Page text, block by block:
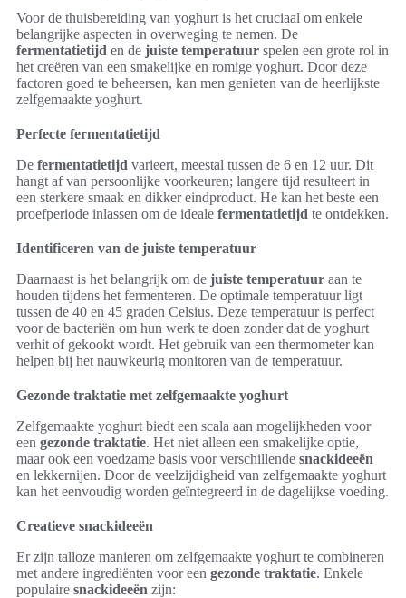
Voor de thuisbereiding van yoghurt is het cruciaal om enkele
belangrijke aspecten in overweging te nemen. De
fermentatietijd en de juiste temperatuur spelen een grote rol in
het creëren van een smakelijke en romige yoghurt. Door deze
factoren goed te beheersen, kan men genieten van de heerlijkste
zelfgemaakte yoghurt.
Perfecte fermentatietijd
De fermentatietijd varieert, meestal tussen de 6 en 12 uur. Dit
hangt af van persoonlijke voorkeuren; langere tijd resulteert in
een sterkere smaak en dikker eindproduct. He kan het beste een
proefperiode inlassen om de ideale fermentatietijd te ontdekken.
Identificeren van de juiste temperatuur
Daarnaast is het belangrijk om de juiste temperatuur aan te
houden tijdens het fermenteren. De optimale temperatuur ligt
tussen de 40 en 45 graden Celsius. Deze temperatuur is perfect
voor de bacteriën om hun werk te doen zonder dat de yoghurt
verhit of gekookt wordt. Het gebruik van een thermometer kan
helpen bij het nauwkeurig monitoren van de temperatuur.
Gezonde traktatie met zelfgemaakte yoghurt
Zelfgemaakte yoghurt biedt een scala aan mogelijkheden voor
een gezonde traktatie. Het niet alleen een smakelijke optie,
maar ook een voedzame basis voor verschillende snackideeën
en lekkernijen. Door de veelzijdigheid van zelfgemaakte yoghurt
kan het eenvoudig worden geïntegreerd in de dagelijkse voeding.
Creatieve snackideeën
Er zijn talloze manieren om zelfgemaakte yoghurt te combineren
met andere ingrediënten voor een gezonde traktatie. Enkele
populaire snackideeën zijn: